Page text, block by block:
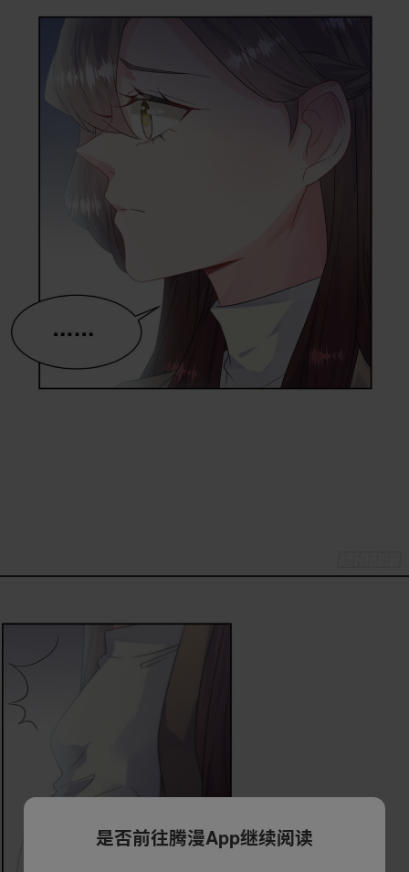
是否前往腾漫App继续阅读